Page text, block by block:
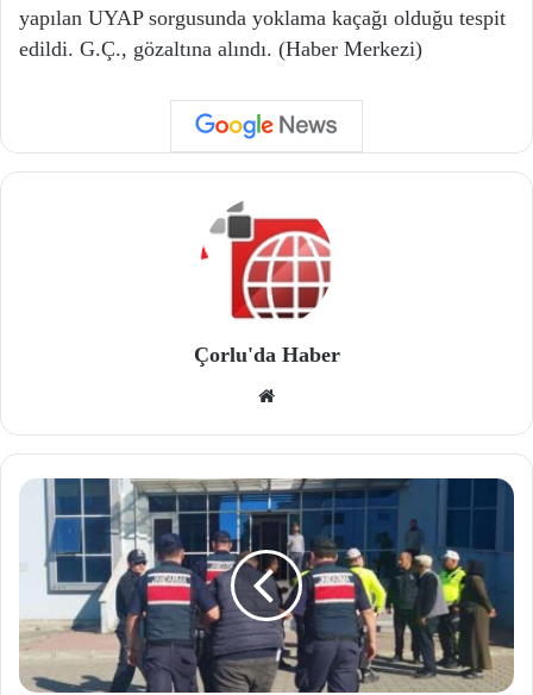
yapılan UYAP sorgusunda yoklama kaçağı olduğu tespit
edildi. G.Ç., gözaltına alındı. (Haber Merkezi)
Çorlu'da Haber
site
si